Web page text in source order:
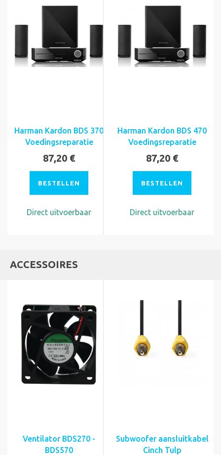
Harman Kardon BDS 370
Voedingsreparatie
87,20 €
BESTELLEN
Direct uitvoerbaar
Harman Kardon BDS 470
Voedingsreparatie
87,20 €
BESTELLEN
Direct uitvoerbaar
ACCESSOIRES
Ventilator BDS270 -
BDS570
Subwoofer aansluitkabel
Cinch Tulp